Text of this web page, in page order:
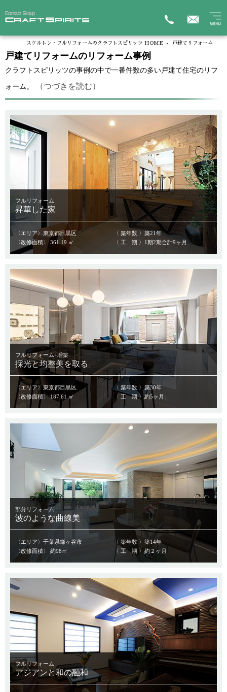
スケルトン・フルリフォームのクラフトスピリッツ HOME 戸建てリフォーム
戸建てリフォームのリフォーム事例
クラフトスピリッツの事例の中で一番件数の多い戸建て住宅のリフ
ォーム。 （つづきを読む）
フルリフォーム
昇華した家
〈エリア〉東京都目黒区
〈改修面積〉 361.19 ㎡
〈 築年数 〉築21年
〈 工 期 〉1期2期合計9ヶ月
フルリフォーム+増築
採光と均整美を取る
〈エリア〉東京都目黒区
〈改修面積〉 187.61 ㎡
〈 築年数 〉築30年
〈 工 期 〉約5ヶ月
部分リフォーム
波のような曲線美
〈エリア〉千葉県鎌ヶ谷市
〈改修面積〉 約98㎡
〈 築年数 〉築14年
〈 工 期 〉約２ヶ月
フルリフォーム
アジアンと和の融和